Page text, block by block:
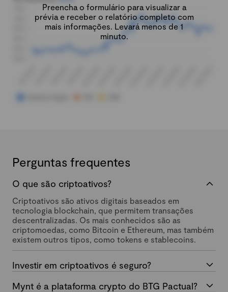
Preencha o formulário para visualizar a
prévia e receber o relatório completo com
mais informações. Levará menos de 1
minuto.
Perguntas frequentes
O que são criptoativos?
Criptoativos são ativos digitais baseados em
tecnologia blockchain, que permitem transações
descentralizadas. Os mais conhecidos são as
criptomoedas, como Bitcoin e Ethereum, mas também
existem outros tipos, como tokens e stablecoins.
Investir em criptoativos é seguro?
Mynt é a plataforma crypto do BTG Pactual?